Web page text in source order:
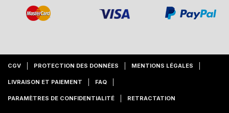
CGV PROTECTION DES DONNÉES MENTIONS LÉGALES
LIVRAISON ET PAIEMENT FAQ
PARAMÈTRES DE CONFIDENTIALITÉ RETRACTATION